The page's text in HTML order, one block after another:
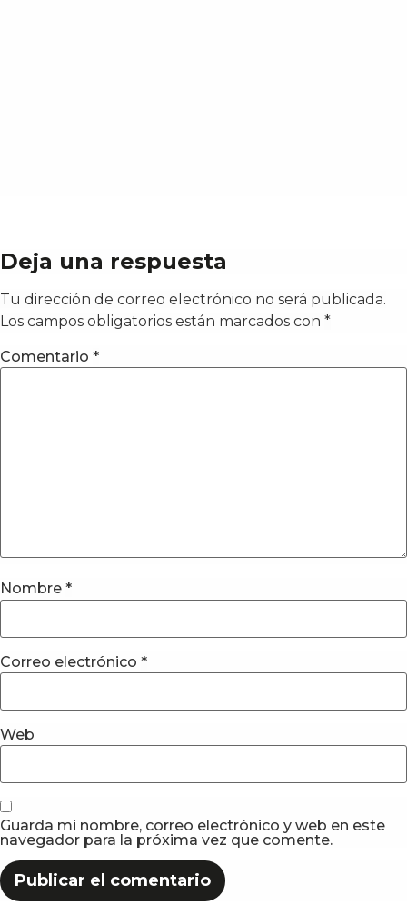
Deja una respuesta
Tu dirección de correo electrónico no será publicada.
Los campos obligatorios están marcados con *
Comentario *
Nombre *
Correo electrónico *
Web
Guarda mi nombre, correo electrónico y web en este
navegador para la próxima vez que comente.